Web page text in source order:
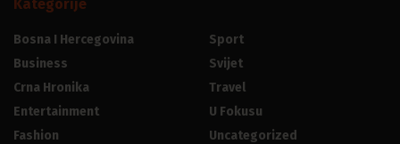
Kategorije
Bosna I Hercegovina
Business
Crna Hronika
Entertainment
Fashion
Sport
Svijet
Travel
U Fokusu
Uncategorized